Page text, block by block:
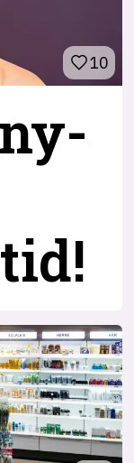
10
ny­